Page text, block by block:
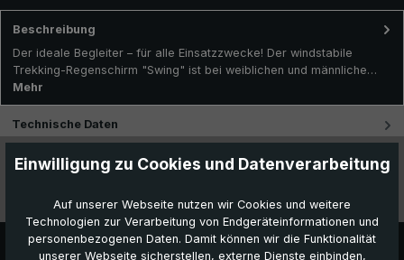
Beschreibung
Der ideale Begleiter – für alle Einsatzzwecke! Der windstabile
Trekking-Regenschirm "Swing" ist bei weiblichen und männliche…
Mehr
Technische Daten
Besonderheiten
Einwilligung zu Cookies und Datenverarbeitung
Auf unserer Webseite nutzen wir Cookies und weitere
Technologien zur Verarbeitung von Endgeräteinformationen und
personenbezogenen Daten. Damit können wir die Funktionalität
unserer Webseite sicherstellen, externe Dienste einbinden,